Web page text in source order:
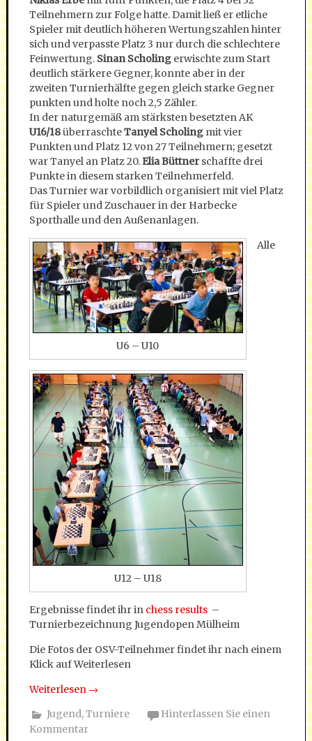
Teilnehmern zur Folge hatte. Damit ließ er etliche
Spieler mit deutlich höheren Wertungszahlen hinter
sich und verpasste Platz 3 nur durch die schlechtere
Feinwertung. Sinan Scholingerwischte zum Start
deutlich stärkere Gegner, konnte aber in der
zweiten Turnierhälfte gegen gleich starke Gegner
punkten und holte noch 2,5 Zähler.
In der naturgemäß am stärksten besetzten AK
U16/18überraschteTanyel Scholingmit vier
Punkten und Platz 12 von 27 Teilnehmern; gesetzt
war Tanyel an Platz 20.Elia Büttnerschaffte drei
Punkte in diesem starken Teilnehmerfeld.
Das Turnier war vorbildlich organisiert mit viel Platz
für Spieler und Zuschauer in der Harbecke
Sporthalle und den Außenanlagen.
U6 – U10
U12 – U18
Alle
Ergebnisse findet ihr in chess results–
Turnierbezeichnung Jugendopen Mülheim
Die Fotos der OSV-Teilnehmer findet ihr nach einem
Klick auf Weiterlesen
Weiterlesen →
Jugend,Turniere
Hinterlassen Sie einen
Kommentar